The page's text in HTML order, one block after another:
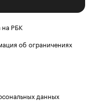
на РБК
об ограничениях
данных